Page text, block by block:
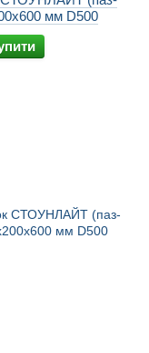
мм D500